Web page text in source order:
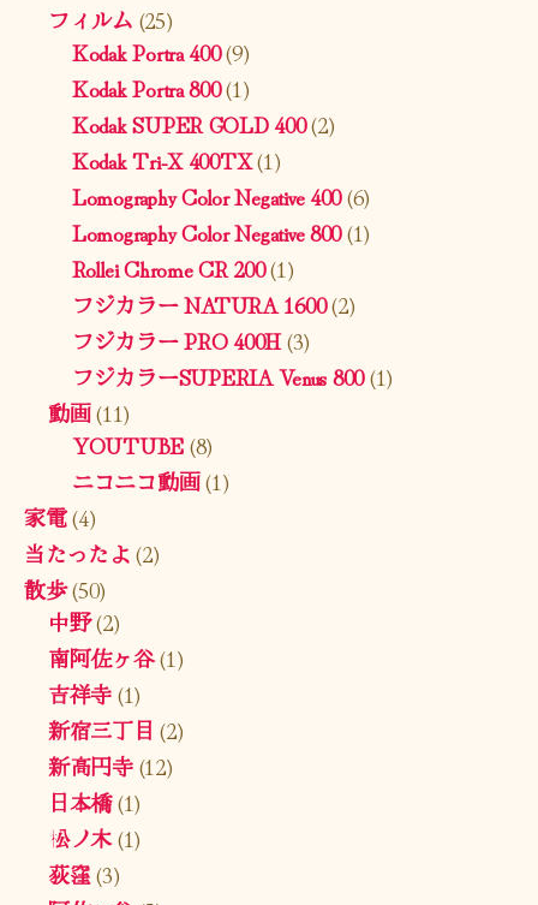
フィルム (25)
Kodak Portra 400(9)
Kodak Portra 800(1)
Kodak SUPER GOLD 400(2)
Kodak Tri-X 400TX(1)
Lomography Color Negative 400(6)
Lomography Color Negative 800(1)
Rollei Chrome CR 200(1)
フジカラー NATURA 1600(2)
フジカラー PRO 400H(3)
フジカラーSUPERIA Venus 800(1)
動画(11)
YOUTUBE(8)
ニコニコ動画(1)
家電(4)
当たったよ(2)
散歩(50)
中野(2)
南阿佐ヶ谷(1)
吉祥寺(1)
新宿三丁目 (2)
新高円寺(12)
日本橋(1)
松ノ木(1)
荻窪(3)